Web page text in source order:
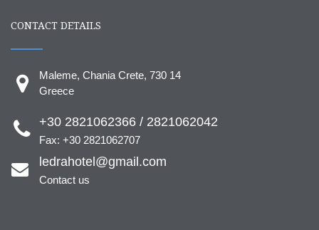
CONTACT DETAILS
Maleme, Chania Crete, 730 14
Greece
+30 2821062366 / 2821062042
Fax: +30 2821062707
ledrahotel@gmail.com
Contact us